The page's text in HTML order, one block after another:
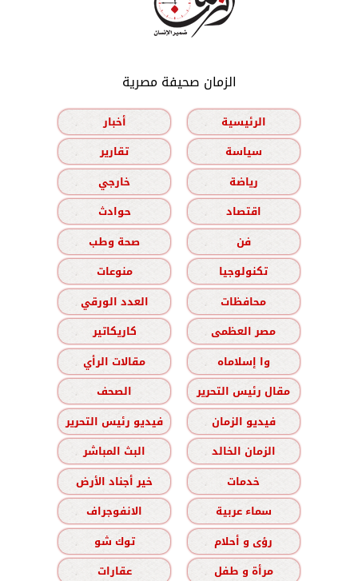
الزمان صحيفة مصرية
الرئيسية
أخبار
سياسة
تقارير
رياضة
خارجي
اقتصاد
حوادث
فن
صحة وطب
تكنولوجيا
منوعات
محافظات
العدد الورقي
مصر العظمى
كاريكاتير
وا إسلاماه
مقالات الرأي
مقال رئيس التحرير
الصحف
فيديو الزمان
فيديو رئيس التحرير
الزمان الخالد
البث المباشر
خدمات
خير أجناد الأرض
سماء عربية
الانفوجراف
رؤى و أحلام
توك شو
مرأة و طفل
عقارات